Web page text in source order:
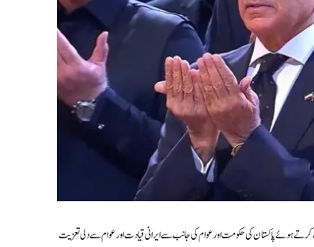
ہوئے پاکستان کی حکومت اور عوام کی جانب سے ایرانی قیادت اور عوام سے دلی تعزیت